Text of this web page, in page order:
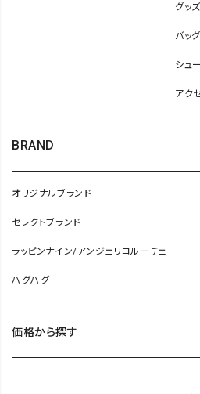
グッズ
バッグ
シュ
アク
BRAND
オリジナルブランド
セレクトブランド
ラッピンナイン/アンジェリコルーチェ
ハグハグ
価格から探す